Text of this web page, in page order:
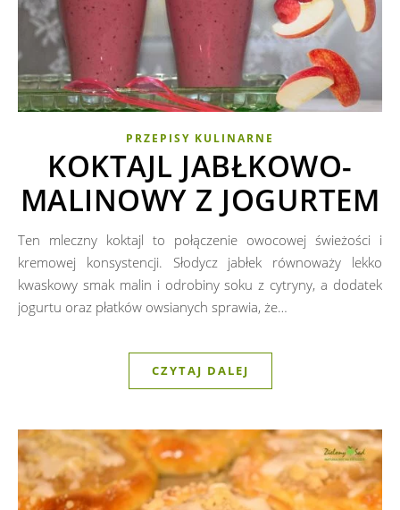
PRZEPISY KULINARNE
KOKTAJL JABŁKOWO-
MALINOWY Z JOGURTEM
Ten mleczny koktajl to połączenie owocowej świeżości i
kremowej konsystencji. Słodycz jabłek równoważy lekko
kwaskowy smak malin i odrobiny soku z cytryny, a dodatek
jogurtu oraz płatków owsianych sprawia, że…
CZYTAJ DALEJ